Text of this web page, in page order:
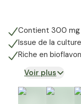
Contient 300 mg
Issue de la
Riche en
Voir plus